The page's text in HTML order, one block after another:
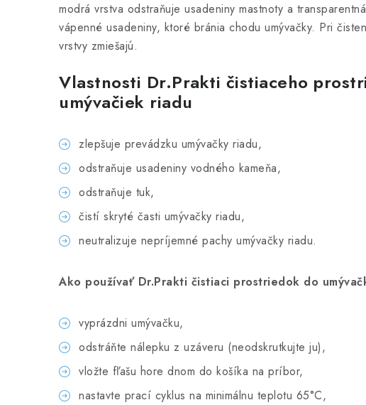
modrá vrstva odstraňuje usadeniny mastnoty a
vápenné usadeniny, ktoré bránia chodu umývačky. Pri
vrstvy zmiešajú.
Vlastnosti Dr.Prakti čistiaceho
umývačiek riadu
zlepšuje prevádzku umývačky riadu,
odstraňuje usadeniny vodného kameňa,
odstraňuje tuk,
čistí skryté časti umývačky riadu,
neutralizuje nepríjemné pachy umývačky riadu.
Ako používať Dr.Prakti čistiaci prostriedok do
vyprázdni umývačku,
odstráňte nálepku z uzáveru (neodskrutkujte ju),
vložte fľašu hore dnom do košíka na príbor,
nastavte prací cyklus na minimálnu teplotu 65°C,